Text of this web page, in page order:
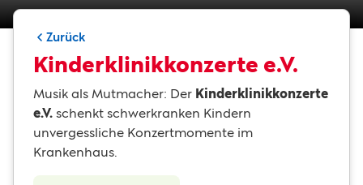
Zurück
Kinderklinikkonzerte e.V.
Musik als Mutmacher: Der Kinderklinikkonzerte
e.V. schenkt schwerkranken Kindern
unvergessliche Konzertmomente im
Krankenhaus.